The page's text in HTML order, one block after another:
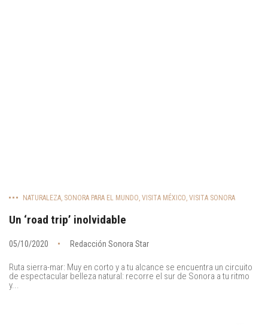
NATURALEZA, SONORA PARA EL MUNDO, VISITA MÉXICO, VISITA SONORA
Un ‘road trip’ inolvidable
05/10/2020 Redacción Sonora Star
Ruta sierra-mar: Muy en corto y a tu alcance se encuentra un circuito
de espectacular belleza natural: recorre el sur de Sonora a tu ritmo
y...